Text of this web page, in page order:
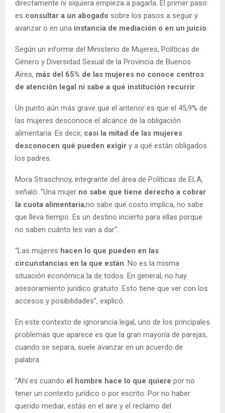
directamente ni siquiera empieza a pagarla. El primer paso
es consultar a un abogado sobre los pasos a seguir y
avanzar o en una instancia de mediación o en un juicio.
Según un informe del Ministerio de Mujeres, Políticas de
Género y Diversidad Sexual de la Provincia de Buenos
Aires, más del 65% de las mujeres no conoce centros
de atención legal ni sabe a qué institución recurrir.
Un punto aún más grave que el anterior es que el 45,9% de
las mujeres desconoce el alcance de la obligación
alimentaria. Es decir, casi la mitad de las mujeres
desconocen qué pueden exigir y a qué están obligados
los padres.
Mora Straschnoy, integrante del área de Políticas de ELA,
señaló: “Una mujer no sabe que tiene derecho a cobrar
la cuota alimentaria,no sabe qué costo implica, no sabe
que lleva tiempo. Es un destino incierto para ellas porque
no saben cuánto les van a dar“.
“Las mujeres hacen lo que pueden en las
circunstancias en la que están. No es la misma
situación económica la de todos. En general, no hay
asesoramiento jurídico gratuito. Esto tiene que ver con los
accesos y posibilidades”, explicó.
En este contexto de ignorancia legal, uno de los principales
problemas que aparece es que la gran mayoría de parejas,
cuando se separa, suele avanzar en un acuerdo de
palabra.
“Ahí es cuando el hombre hace lo que quiere por no
tener un contexto jurídico o por escrito. Por no haber
querido mediar, estás en el aire y el reclamo del